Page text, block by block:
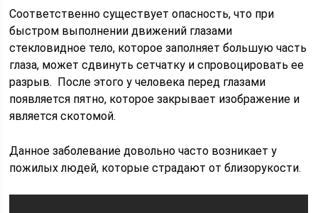
Соответственно существует опасность, что при
быстром выполнении движений глазами
стекловидное тело, которое заполняет большую часть
глаза, может сдвинуть сетчатку и спровоцировать ее
разрыв. После этого у человека перед глазами
появляется пятно, которое закрывает изображение и
является скотомой.
Данное заболевание довольно часто возникает у
пожилых людей, которые страдают от близорукости.